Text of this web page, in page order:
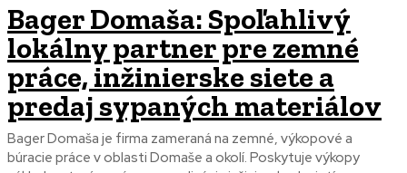
Bager Domaša: Spoľahlivý
lokálny partner pre zemné
práce, inžinierske siete a
predaj sypaných materiálov
Bager Domaša je firma zameraná na zemné, výkopové a
búracie práce v oblasti Domaše a okolí. Poskytuje výkopy